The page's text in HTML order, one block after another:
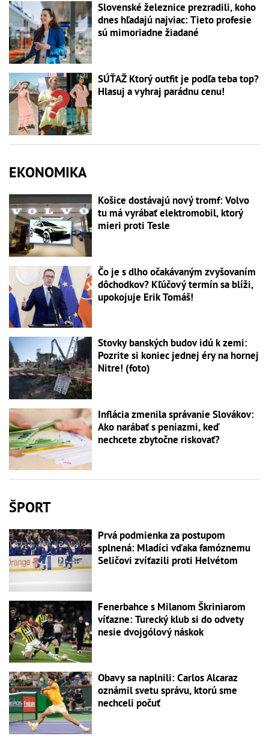
Slovenské železnice prezradili, koho
dnes hľadajú najviac: Tieto profesie
sú mimoriadne žiadané
SÚŤAŽ Ktorý outfit je podľa teba top?
Hlasuj a vyhraj parádnu cenu!
EKONOMIKA
Košice dostávajú nový tromf: Volvo
tu má vyrábať elektromobil, ktorý
mieri proti Tesle
Čo je s dlho očakávaným zvyšovaním
dôchodkov? Kľúčový termín sa blíži,
upokojuje Erik Tomáš!
Stovky banských budov idú k zemi:
Pozrite si koniec jednej éry na hornej
Nitre! (foto)
Inflácia zmenila správanie Slovákov:
Ako narábať s peniazmi, keď
nechcete zbytočne riskovať?
ŠPORT
Prvá podmienka za postupom
splnená: Mladíci vďaka famóznemu
Seličovi zvíťazili proti Helvétom
Fenerbahce s Milanom Škriniarom
víťazne: Turecký klub si do odvety
nesie dvojgólový náskok
Obavy sa naplnili: Carlos Alcaraz
oznámil svetu správu, ktorú sme
nechceli počuť